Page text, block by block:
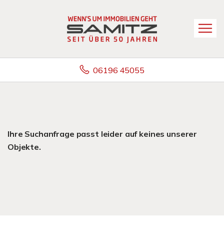
06196 45055
Ihre Suchanfrage passt leider auf keines unserer
Objekte.